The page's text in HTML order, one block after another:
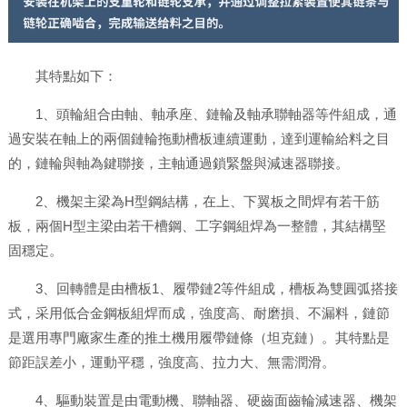
其特點如下：
1、頭輪組合由軸、軸承座、鏈輪及軸承聯軸器等件組成，通
過安裝在軸上的兩個鏈輪拖動槽板連續運動，達到運輸給料之目
的，鏈輪與軸為鍵聯接，主軸通過鎖緊盤與減速器聯接。
2、機架主梁為H型鋼結構，在上、下翼板之間焊有若干筋
板，兩個H型主梁由若干槽鋼、工字鋼組焊為一整體，其結構堅
固穩定。
3、回轉體是由槽板1、履帶鏈2等件組成，槽板為雙圓弧搭接
式，采用低合金鋼板組焊而成，強度高、耐磨損、不漏料，鏈節
是選用專門廠家生產的推土機用履帶鏈條（坦克鏈）。其特點是
節距誤差小，運動平穩，強度高、拉力大、無需潤滑。
4、驅動裝置是由電動機、聯軸器、硬齒面齒輪減速器、機架